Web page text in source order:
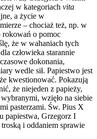
w kategoriach vita
a życie w
– chociaż też, np. w
rokowań o pomoc
że w wahaniach tych
człowieka starannie
dokonania,
wedle sił. Papiestwo jest
kwestionować. Pokazują
że niejeden z papieży,
wzięło na siebie
pasterzami. Św. Pius X
papiestwa, Grzegorz I
i oddaniem sprawie